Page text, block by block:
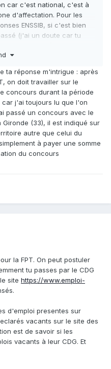
car c'est national, c'est à
d'affectation. Pour les
ENSSIB, si c'est bien
(j'ai un doute car tu
apres-concours-
avoir émis des vœux à partir
(en réalité si tu regardes les
sont essentiellement situés
ministère qui attribue les
ministère, il est indiqué :
ordre de mérite, mieux un
d'obtenir l'affectation
Après un an de stage,
Une fois titulaire il peut
du patrimoine et des
précise-le car là les
(FPT)et national.
changer d'affectation
l'instant on peut
tu devras attendre ta
moins.
ta réponse m'intrigue : après
on doit travailler sur le
concours durant la période
j'ai toujours lu que l'on
passé un concours avec le
(33), il est indiqué sur
autre que celui du
à payer une somme
du concours
la FPT. On peut postuler
tu passes par le CDG
site https://www.emploi-
d'emploi presentes sur
vacants sur le site des
est de savoir si les
vacants à leur CDG. Et